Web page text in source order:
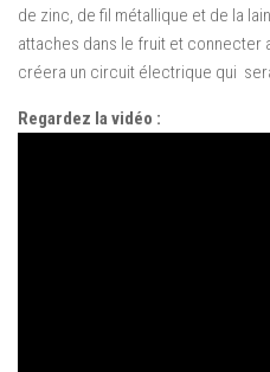
de zinc, de fil métallique et de la
attaches dans le fruit et connecter
créera un circuit électrique qui
Regardez la vidéo :